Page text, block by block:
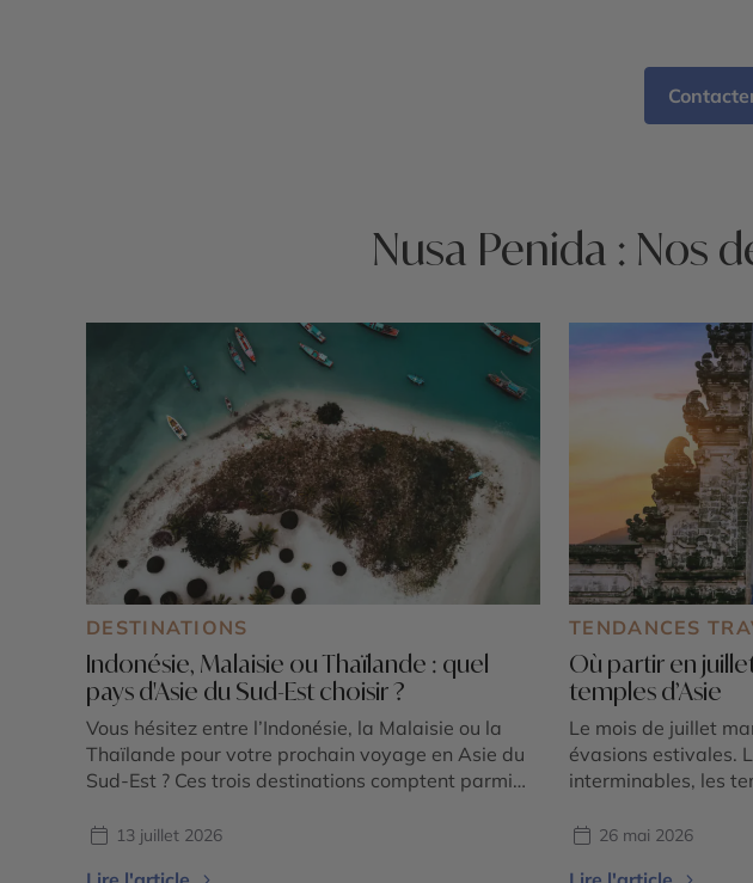
Nusa Penida : Nos
DESTINATIONS
Indonésie, Malaisie ou Thaïlande : quel
pays d'Asie du Sud-Est choisir ?
Vous hésitez entre l’Indonésie, la Malaisie ou la
Thaïlande pour votre prochain voyage en Asie du
Sud-Est ? Ces trois destinations comptent parmi
chacune une expérience unique. Entre volcans
13 juillet 2026
TENDANCES
Où partir en
temples d’Asie
Le mois de juillet
évasions estivales.
interminables, les
forte que jamais.
26 mai 2026